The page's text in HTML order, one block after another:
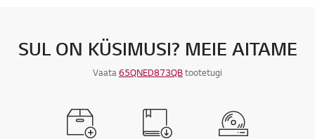
SUL ON KÜSIMUSI? MEIE AITAME
Vaata65QNED873QBtootetugi